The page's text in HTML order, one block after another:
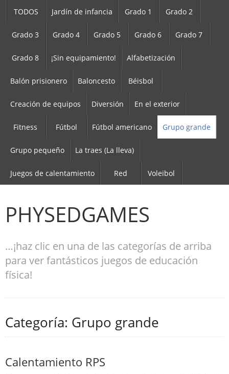
TODOS Jardín de infancia Grado 1 Grado 2
Grado 3 Grado 4 Grado 5 Grado 6 Grado 7
Grado 8 ¡Sin equipamiento! Alfabetización
Balón prisionero Baloncesto Béisbol
Creación de equipos Diversión En el exterior
Fitness Fútbol Fútbol americano Grupo grande
Grupo pequeño La traes (La lleva)
Juegos de calentamiento Red Voleibol
PHYSEDGAMES
…¡haz clic en una de las categorías de arriba
para ver fantásticos juegos de educación
física!
Categoría: Grupo grande
Calentamiento RPS